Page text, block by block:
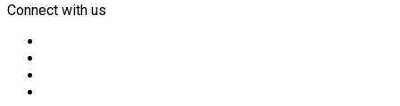
Connect with us